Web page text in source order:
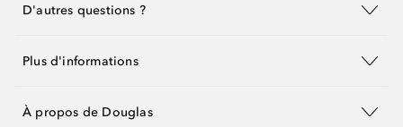
D'autres questions ?
Plus d'informations
À propos de Douglas